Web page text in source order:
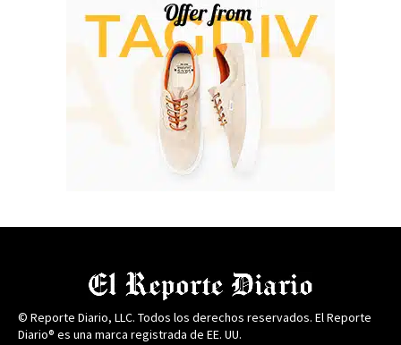
© Reporte Diario, LLC. Todos los derechos reservados. El Reporte
Diario® es una marca registrada de EE. UU.